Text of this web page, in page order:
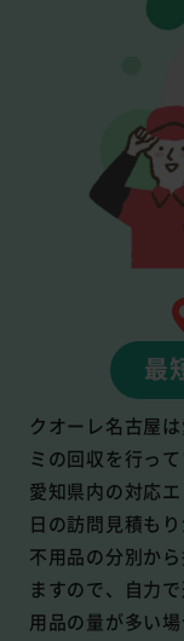
最
クオーレ名古屋
ミの回収を行って
愛知県内の対応
日の訪問見積もり
不用品の分別か
ますので、自力
用品の量が多い